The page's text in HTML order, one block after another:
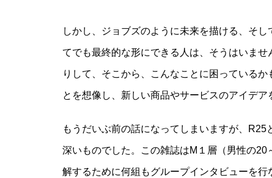
しかし、ジョブズのように未来を描ける、そ
てでも最終的な形にできる人は、そうはいま
りして、そこから、こんなことに困っている
とを想像し、新しい商品やサービスのアイデア
もうだいぶ前の話になってしまいますが、
深いものでした。この雑誌はM１層（男性の
解するために何組もグループインタビューを